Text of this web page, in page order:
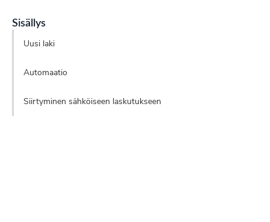
Sisällys
Uusi laki
Automaatio
Siirtyminen sähköiseen laskutukseen